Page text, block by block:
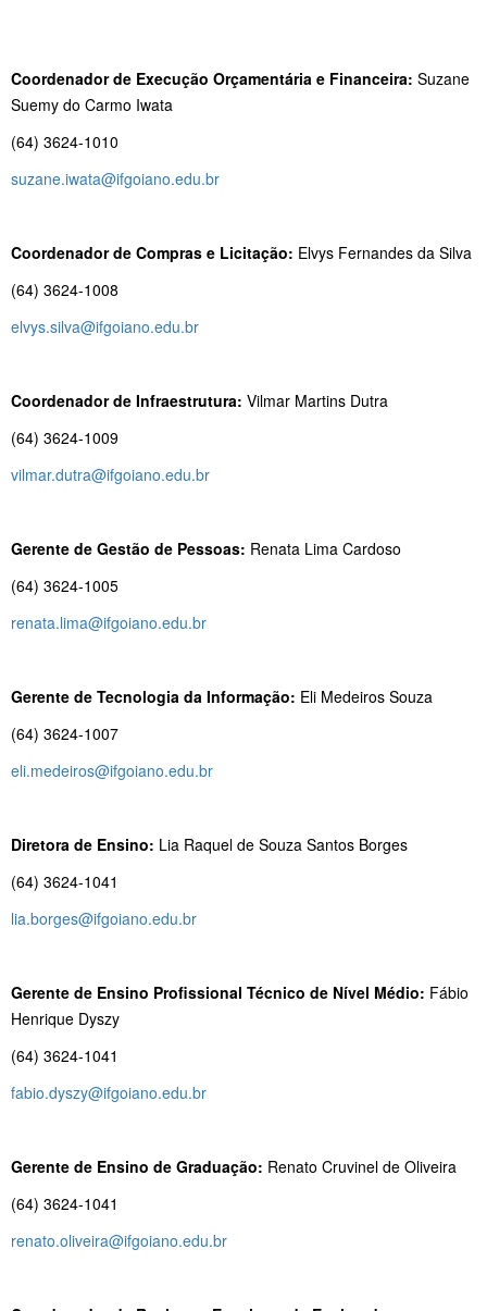
Coordenador de Execução Orçamentária e Financeira: Suzane
Suemy do Carmo Iwata
(64) 3624-1010
suzane.iwata@ifgoiano.edu.br
Coordenador de Compras e Licitação: Elvys Fernandes da Silva
(64) 3624-1008
elvys.silva@ifgoiano.edu.br
Coordenador de Infraestrutura: Vilmar Martins Dutra
(64) 3624-1009
vilmar.dutra@ifgoiano.edu.br
Gerente de Gestão de Pessoas: Renata Lima Cardoso
(64) 3624-1005
renata.lima@ifgoiano.edu.br
Gerente de Tecnologia da Informação: Eli Medeiros Souza
(64) 3624-1007
eli.medeiros@ifgoiano.edu.br
Diretora de Ensino: Lia Raquel de Souza Santos Borges
(64) 3624-1041
lia.borges@ifgoiano.edu.br
Gerente de Ensino Profissional Técnico de Nível Médio: Fábio
Henrique Dyszy
(64) 3624-1041
fabio.dyszy@ifgoiano.edu.br
Gerente de Ensino de Graduação: Renato Cruvinel de Oliveira
(64) 3624-1041
renato.oliveira@ifgoiano.edu.br